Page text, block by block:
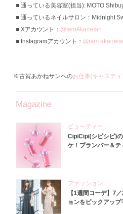
通っている美容室(担当): MOTO
通っているネイルサロン：Midnight
Xアカウント： @IamAkanetan
Instagramアカウント：
※古賀あかねサンへのお仕事(キャステ
Magazine
ビューティー
CipiCipi(シピシピ)
ケ！プランパー＆
ファッション
【1週間コーデ】7
ョンをピックアッ